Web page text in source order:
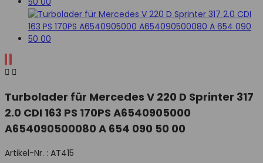
 
Turbolader für Mercedes V 220 D Sprinter 317
2.0 CDI 163 PS 170PS A6540905000
A654090500080 A 654 090 50 00
Artikel-Nr. : AT415